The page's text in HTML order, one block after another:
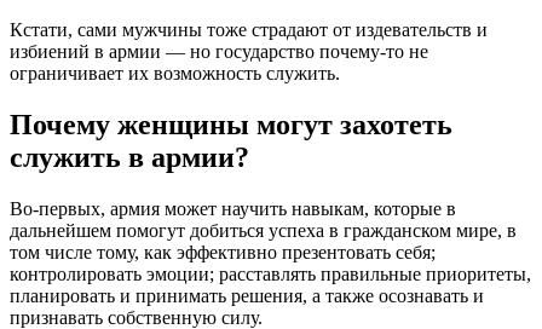
Кстати, сами мужчины тоже страдают от издевательств и
избиений в армии — но государство почему-то не
ограничивает их возможность служить.
Почему женщины могут захотеть
служить в армии?
Во-первых, армия может научить навыкам, которые в
дальнейшем помогут добиться успеха в гражданском мире, в
том числе тому, как эффективно презентовать себя;
контролировать эмоции; расставлять правильные приоритеты,
планировать и принимать решения, а также осознавать и
признавать собственную силу.